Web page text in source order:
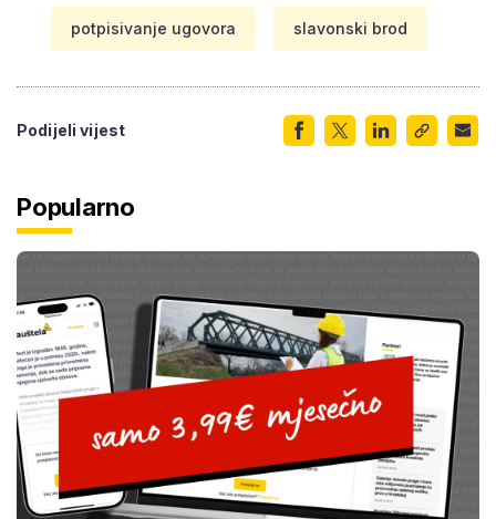
potpisivanje ugovora slavonski brod
Podijeli vijest
Popularno